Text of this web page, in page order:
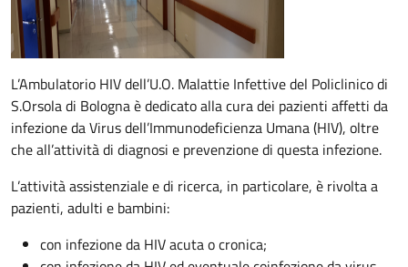
L’Ambulatorio HIV dell’U.O. Malattie Infettive del Policlinico di
S.Orsola di Bologna è dedicato alla cura dei pazienti affetti da
infezione da Virus dell’Immunodeficienza Umana (HIV), oltre
che all’attività di diagnosi e prevenzione di questa infezione.
L’attività assistenziale e di ricerca, in particolare, è rivolta a
pazienti, adulti e bambini:
con infezione da HIV acuta o cronica;